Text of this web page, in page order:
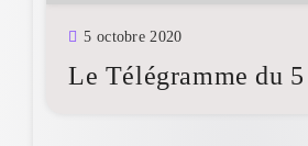
5 octobre 2020
Le Télégramme du